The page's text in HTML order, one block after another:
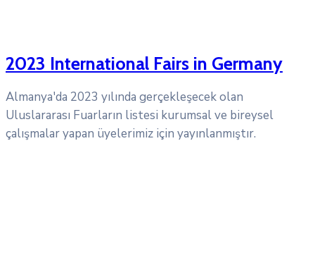
2023 International Fairs in Germany
Almanya'da 2023 yılında gerçekleşecek olan
Uluslararası Fuarların listesi kurumsal ve bireysel
çalışmalar yapan üyelerimiz için yayınlanmıştır.